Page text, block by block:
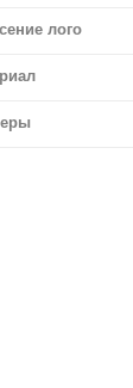
лого